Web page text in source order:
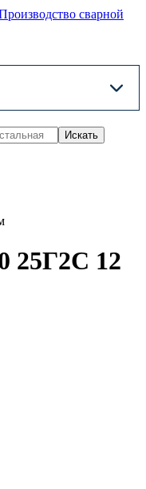
сварной
Искать
25Г2С 12